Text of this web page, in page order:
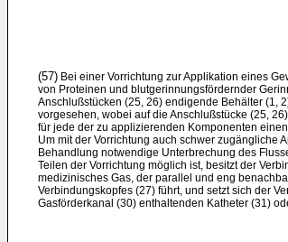
(57) Bei einer Vorrichtung zur Applikation eines
von Proteinen und blutgerinnungsfördernder
Anschlußstücken (25, 26) endigende Behälter (1,
vorgesehen, wobei auf die Anschlußstücke (25,
für jede der zu applizierenden Komponenten
Um mit der Vorrichtung auch schwer zugängliche
Behandlung notwendige Unterbrechung des
Teilen der Vorrichtung möglich ist, besitzt der
medizinisches Gas, der parallel und eng
Verbindungskopfes (27) führt, und setzt sich der
Gasförderkanal (30) enthaltenden Katheter (31)